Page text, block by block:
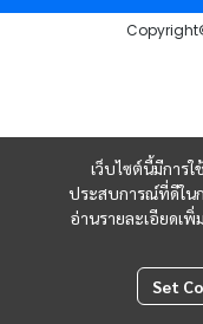
เว็บไซต์นี้มีการ
ประสบการณ์ที่ดีใน
อ่านรายละเอียดเพิ่
Set